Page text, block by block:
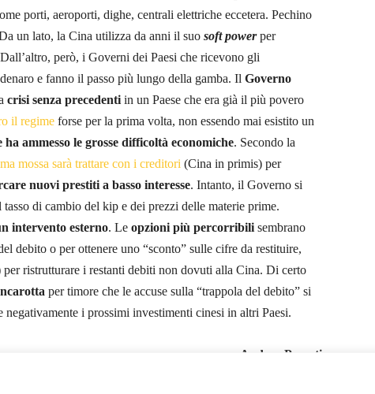
porti, aeroporti, dighe, centrali elettriche eccetera. Pechino
un lato, la Cina utilizza da anni il suo soft powerper
però, i Governi dei Paesi che ricevono gli
e fanno il passo più lungo della gamba. Il Governo
crisi senza precedenti in un Paese che era già il più povero
il regime forse per la prima volta, non essendo mai esistito un
ha ammesso le grosse difficoltà economiche. Secondo la
mossa sarà trattare con i creditori (Cina in primis) per
nuovi prestiti a basso interesse. Intanto, il Governo si
di cambio del kip e dei prezzi delle materie prime.
intervento esterno. Le opzioni più percorribili sembrano
debito o per ottenere uno “sconto” sulle cifre da restituire,
ristrutturare i restanti debiti non dovuti alla Cina. Di certo
per timore che le accuse sulla “trappola del debito” si
i prossimi investimenti cinesi in altri Paesi.
Andrea Pezzati